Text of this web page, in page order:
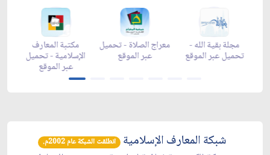
مكتبة المعارف
الإسلامية - تحميل
عبر الموقع
معراج الصلاة - تحميل
عبر الموقع
مجلة بقية الله -
تحميل عبر الموقع
شبكة المعارف الإسلامية انطلقت الشبكة عام 2002م.